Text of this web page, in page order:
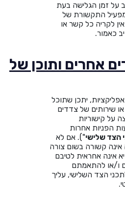
על זמן הגלישה בעת
מפעיל התקשורת של
לקריה כל קשר או
כאמור.
אחרים ותוכן של
יתכן שתוכל
שירותים של צדדים
על קישוריות
הפניות אחרות
הצד שלישי"). אם לא
קשורה בשום צורה
אינה אחראית לטיבם
ו/או להתאמתם
הצד השלישי, עליך